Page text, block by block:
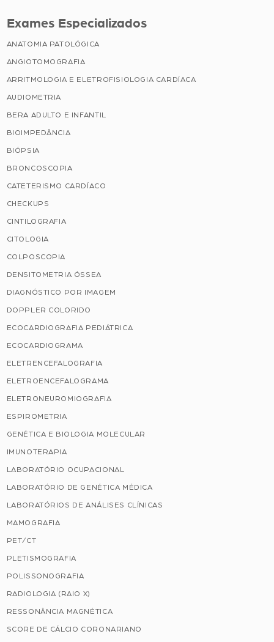
Exames Especializados
ANATOMIA PATOLÓGICA
ANGIOTOMOGRAFIA
ARRITMOLOGIA E ELETROFISIOLOGIA CARDÍACA
AUDIOMETRIA
BERA ADULTO E INFANTIL
BIOIMPEDÂNCIA
BIÓPSIA
BRONCOSCOPIA
CATETERISMO CARDÍACO
CHECKUPS
CINTILOGRAFIA
CITOLOGIA
COLPOSCOPIA
DENSITOMETRIA ÓSSEA
DIAGNÓSTICO POR IMAGEM
DOPPLER COLORIDO
ECOCARDIOGRAFIA PEDIÁTRICA
ECOCARDIOGRAMA
ELETRENCEFALOGRAFIA
ELETROENCEFALOGRAMA
ELETRONEUROMIOGRAFIA
ESPIROMETRIA
GENÉTICA E BIOLOGIA MOLECULAR
IMUNOTERAPIA
LABORATÓRIO OCUPACIONAL
LABORATÓRIO DE GENÉTICA MÉDICA
LABORATÓRIOS DE ANÁLISES CLÍNICAS
MAMOGRAFIA
PET/CT
PLETISMOGRAFIA
POLISSONOGRAFIA
RADIOLOGIA (RAIO X)
RESSONÂNCIA MAGNÉTICA
SCORE DE CÁLCIO CORONARIANO